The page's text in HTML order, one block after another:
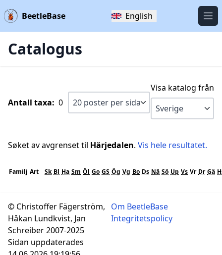
BeetleBase English
Catalogus
Antall taxa: 0
Visa katalog från
Søket av avgrenset til Härjedalen. Vis hele resultatet.
Familj Art Sk Bl Ha Sm Öl Go GS Ög Vg Bo Ds Nä Sö Up Vs Vr Dr Gä
© Christoffer Fägerström,
Håkan Lundkvist, Jan
Schreiber 2007-2025
Sidan uppdaterades
Om BeetleBase
Integritetspolicy